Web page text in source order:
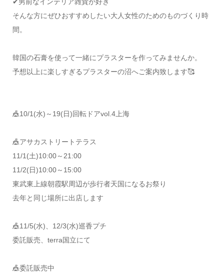
そんな方にぜひおすすめしたい大人女性のためのものづくり時
間。
韓国の石膏を使って一緒にプラスターを作ってみませんか。
予想以上に楽しすぎるプラスターの沼へご案内致します🥰
🎪10/1(水)～19(日)回転ドアvol.4上海
️🎪アサカストリートテラス
11/1(土)10:00～21:00
11/2(日)10:00～15:00
東武東上線朝霞駅周辺が歩行者天国になるお祭り
去年と同じ場所に出店します
🎪11/5(水)、12/3(水)巡香プチ
委託販売、terra国立にて
🎪委託販売中